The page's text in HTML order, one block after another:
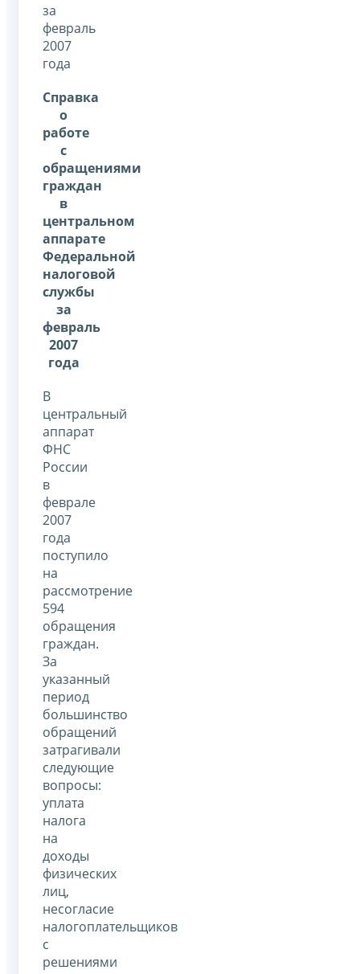
за
февраль
2007
года
Справка
о
работе
с
обращениями
граждан
в
центральном
аппарате
Федеральной
налоговой
службы
за
февраль
2007
года
В
центральный
аппарат
ФНС
России
в
феврале
2007
года
поступило
на
рассмотрение
594
обращения
граждан.
За
указанный
период
большинство
обращений
затрагивали
следующие
вопросы:
уплата
налога
на
доходы
физических
лиц,
несогласие
налогоплательщиков
с
решениями